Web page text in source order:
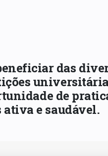
das
de
e saudável.